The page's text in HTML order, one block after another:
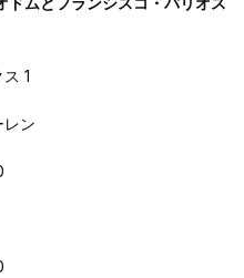
1
ン